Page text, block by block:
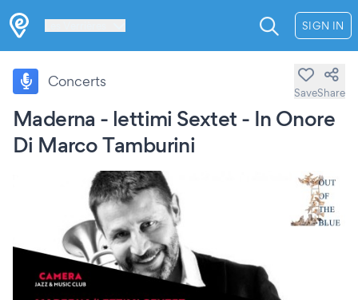
SIGN IN
Maderna - lettimi Sextet - In Onore
Di Marco Tamburini
Concerts
SaveShare